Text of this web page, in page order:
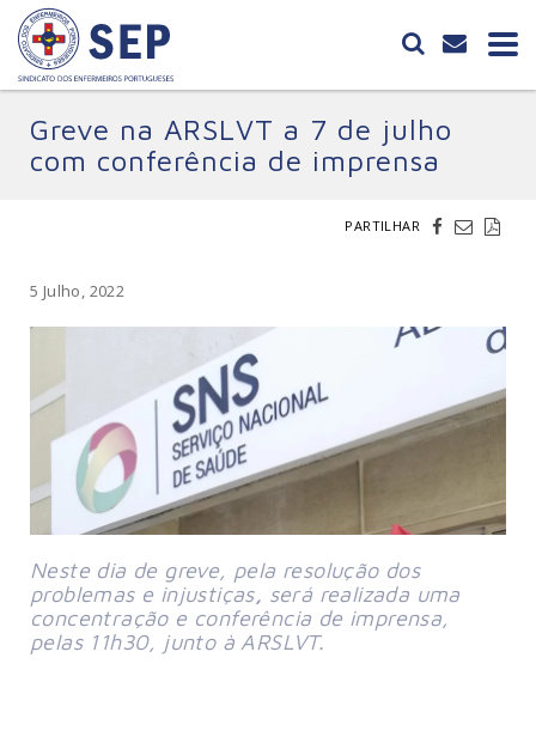
Greve na ARSLVT a 7 de julho
com conferência de imprensa
PARTILHAR
5 Julho, 2022
Neste dia de greve, pela resolução dos
problemas e injustiças, será realizada uma
concentração e conferência de imprensa,
pelas 11h30, junto à ARSLVT.